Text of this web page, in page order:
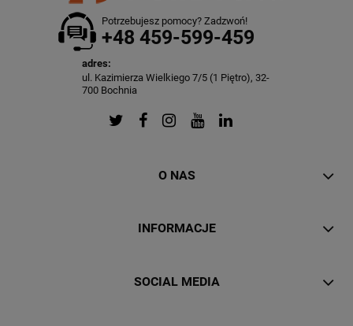
Potrzebujesz pomocy? Zadzwoń!
+48 459-599-459
adres:
ul. Kazimierza Wielkiego 7/5 (1 Piętro), 32-
700 Bochnia
O NAS
INFORMACJE
SOCIAL MEDIA